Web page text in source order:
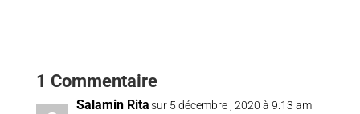
1 Commentaire
Salamin Ritasur 5 décembre , 2020 à 9:13 am